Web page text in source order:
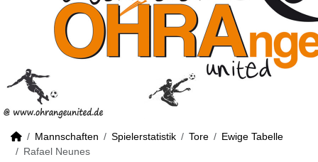
Mannschaften Spielerstatistik Tore
Ewige Tabelle
Rafael Neunes